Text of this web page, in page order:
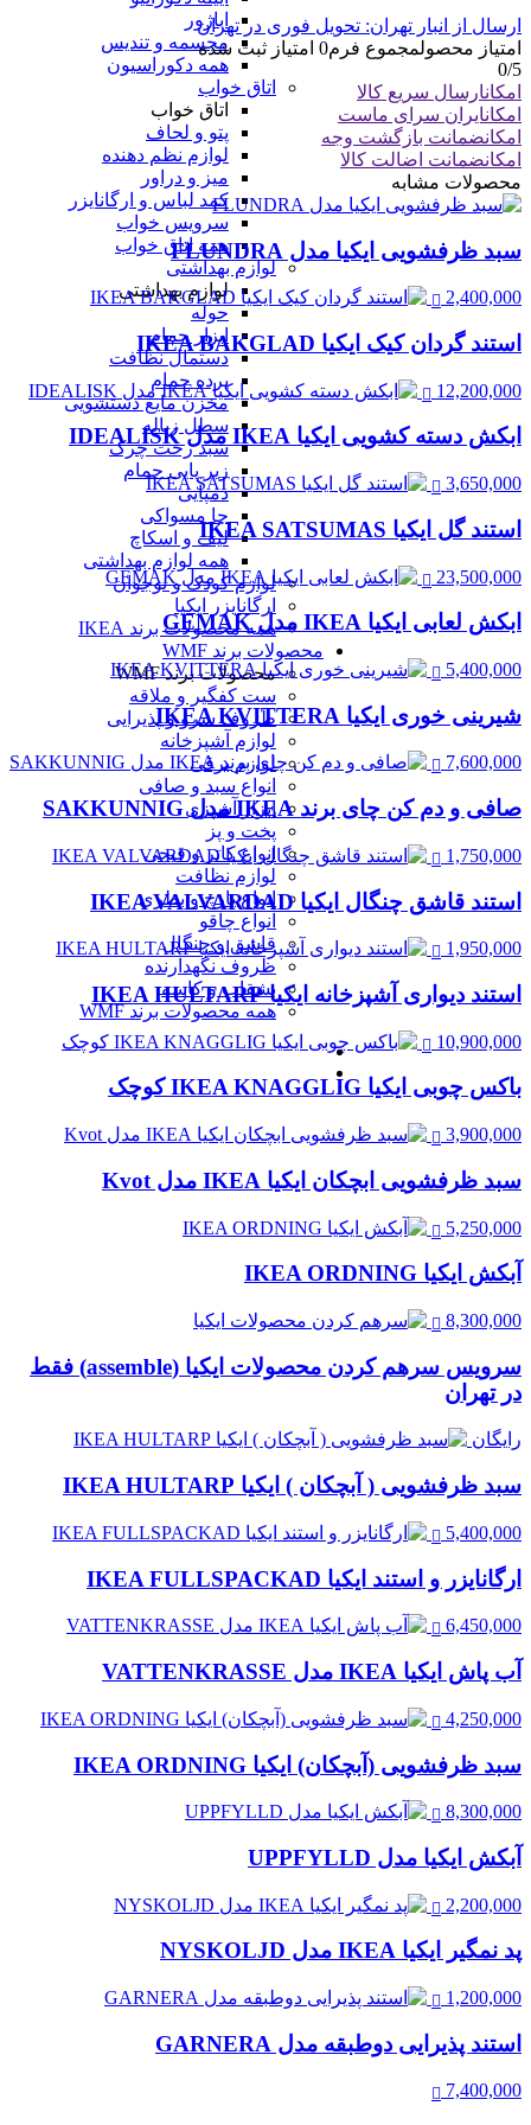
اباژور
مجسمه و تندیس
همه دکوراسیون
اتاق خواب
اتاق خواب
پتو و لحاف
لوازم نظم دهنده
میز و دراور
کمد لباس و ارگانایزر
سرویس خواب
همه اتاق خواب
لوازم بهداشتی
لوازم بهداشتی
حوله
ابزار حمام
دستمال نظافت
پرده حمام
مخزن مایع دستشویی
سطل زباله
سبد رخت چرک
زیر پایی حمام
دمپایی
جا مسواکی
لیف و اسکاچ
همه لوازم بهداشتی
لوازم کودک و نوجوان
ارگانایزر ایکیا
همه محصولات برند IKEA
محصولات برند WMF
محصولات برند WMF
ست کفگیر و ملاقه
ظروف سرو و پذیرایی
لوازم آشپزخانه
لوازم برقی
انواع سبد و صافی
ابزار آشپزی
پخت و پز
انواع کاتر و قیچی
لوازم نظافت
انواع پارچ و بطری
انواع چاقو
قاشق و چنگال
ظروف نگهدارنده
بشقاب و کاسه
همه محصولات برند WMF
ارسال از انبار تهران: تحویل فوری در تهران
امتیاز محصولمجموع فرم0 امتیاز ثبت شده
0/5
امکانارسال سریع کالا
امکانایران سرای ماست
امکانضمانت بازگشت وجه
امکانضمانت اضالت کالا
محصولات مشابه
سبد ظرفشویی ایکیا مدل FLUNDRA
2,400,000
استند گردان کیک ایکیا IKEA BAKGLAD
12,200,000
ابکش دسته کشویی ایکیا IKEA مدل IDEALISK
3,650,000
استند گل ایکیا IKEA SATSUMAS
23,500,000
ابکش لعابی ایکیا IKEA مدل GEMAK
5,400,000
شیرینی خوری ایکیا IKEA KVITTERA
7,600,000
صافی و دم کن چای برند IKEA مدل SAKKUNNIG
1,750,000
استند قاشق چنگال ایکیا IKEA VALVARDAD
1,950,000
استند دیواری آشپزخانه ایکیا IKEA HULTARP
10,900,000
باکس چوبی ایکیا IKEA KNAGGLIG کوچک
3,900,000
سبد ظرفشویی ابچکان ایکیا IKEA مدل Kvot
5,250,000
آبکش ایکیا IKEA ORDNING
8,300,000
سرویس سرهم کردن محصولات ایکیا (assemble) فقط
در تهران
رایگان
سبد ظرفشویی ( آبچکان ) ایکیا IKEA HULTARP
5,400,000
ارگانایزر و استند ایکیا IKEA FULLSPACKAD
6,450,000
آب پاش ایکیا IKEA مدل VATTENKRASSE
4,250,000
سبد ظرفشویی (آبچکان) ایکیا IKEA ORDNING
8,300,000
آبکش ایکیا مدل UPPFYLLD
2,200,000
پد نمگیر ایکیا IKEA مدل NYSKOLJD
1,200,000
استند پذیرایی دوطبقه مدل GARNERA
7,400,000